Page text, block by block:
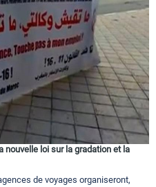
nouvelle loi sur la gradation et la
de voyages organiseront,